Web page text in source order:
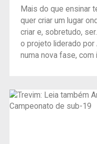
Mais do que ensinar
quer criar um lugar
criar e, sobretudo,
o projeto liderado por
numa nova fase, com